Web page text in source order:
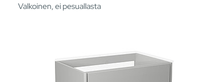
Valkoinen, ei pesuallasta